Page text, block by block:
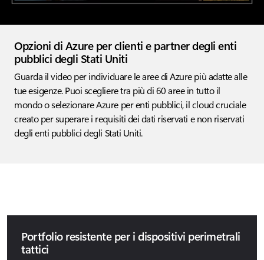
Opzioni di Azure per clienti e partner degli enti
pubblici degli Stati Uniti
Guarda il video per individuare le aree di Azure più adatte alle
tue esigenze. Puoi scegliere tra più di 60 aree in tutto il
mondo o selezionare Azure per enti pubblici, il cloud cruciale
creato per superare i requisiti dei dati riservati e non riservati
degli enti pubblici degli Stati Uniti.
Portfolio resistente per i dispositivi perimetrali
tattici